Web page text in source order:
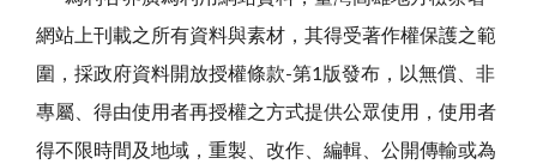
網站上刊載之所有資料與素材，其得受著作權保護之範
圍，採政府資料開放授權條款-第1版發布，以無償、非
專屬、得由使用者再授權之方式提供公眾使用，使用者
得不限時間及地域，重製、改作、編輯、公開傳輸或為